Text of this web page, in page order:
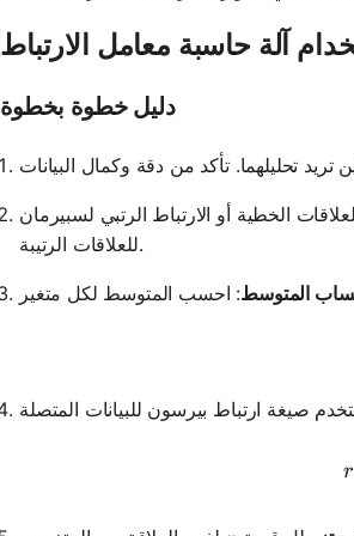
آلة حاسبة معامل الارتباط
دليل خطوة بخطوة
الخطية أو الارتباط الرتبي لسبيرمان
للعلاقات الرتيبة.
المتوسط
r